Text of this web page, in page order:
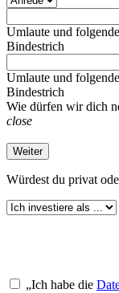
Umlaute und
Bindestrich
Umlaute und
Bindestrich
Wie dürfen wir dich
close
Weiter
Würdest du privat
„Ich habe die